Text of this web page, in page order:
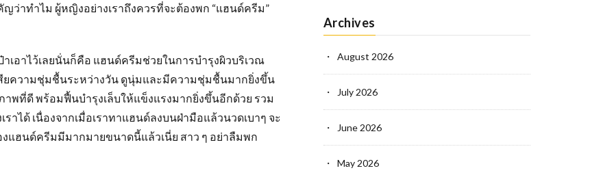
ว่าทำไม ผู้หญิงอย่างเราถึงควรที่จะต้องพก “แฮนด์ครีม”
เอาไว้เลยนั่นก็คือ แฮนด์ครีมช่วยในการบำรุงผิวบริเวณ
ยความชุ่มชื้นระหว่างวัน ดูนุ่มและมีความชุ่มชื้นมากยิ่งขึ้น
พที่ดี พร้อมฟื้นบำรุงเล็บให้แข็งแรงมากยิ่งขึ้นอีกด้วย รวม
ได้ เนื่องจากเมื่อเราทาแฮนด์ลงบนฝ่ามือแล้วนวดเบาๆ จะ
แฮนด์ครีมมีมากมายขนาดนี้แล้วเนี่ย สาว ๆ อย่าลืมพก
Archives
August 2026
July 2026
June 2026
May 2026